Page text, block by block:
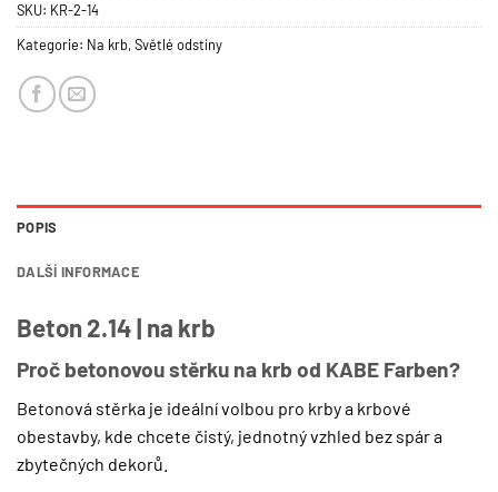
SKU: KR-2-14
Kategorie: Na krb,Světlé odstíny
POPIS
DALŠÍ INFORMACE
Beton 2.14 | na krb
Proč betonovou stěrku na krb od KABE Farben?
Betonová stěrka je ideální volbou pro krby a krbové
obestavby, kde chcete čistý, jednotný vzhled bez spár a
zbytečných dekorů.